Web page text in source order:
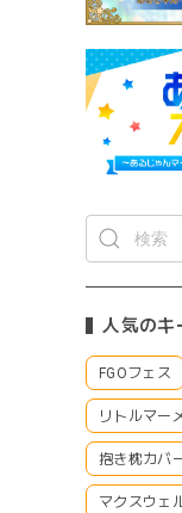
人気のキ
FGOフェス
リトルマー
抱き枕カバ
マクスウェ